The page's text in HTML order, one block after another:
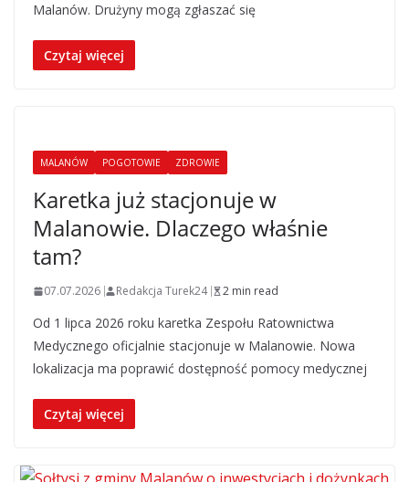
Malanów. Drużyny mogą zgłaszać się
Czytaj więcej
MALANÓW POGOTOWIE ZDROWIE
Karetka już stacjonuje w
Malanowie. Dlaczego właśnie
tam?
07.07.2026 Redakcja Turek24 2 min read
Od 1 lipca 2026 roku karetka Zespołu Ratownictwa
Medycznego oficjalnie stacjonuje w Malanowie. Nowa
lokalizacja ma poprawić dostępność pomocy medycznej
Czytaj więcej